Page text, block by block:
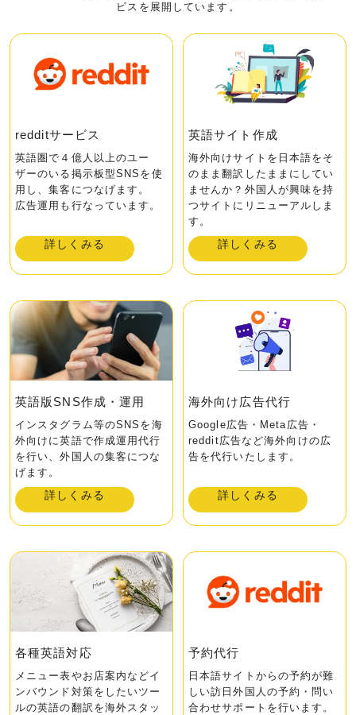
ビスを展開しています。
redditサービス
英語圏で４億⼈以上のユー
ザーのいる掲⽰板型SNSを使
⽤し、集客につなげます。
広告運⽤も⾏なっています。
詳しくみる
英語サイト作成
海外向けサイトを⽇本語をそ
のまま翻訳したままにしてい
ませんか？外国⼈が興味を持
つサイトにリニューアルしま
す。
詳しくみる
英語版SNS作成・運⽤
インスタグラム等のSNSを海
外向けに英語で作成運⽤代⾏
を⾏い、外国⼈の集客につな
げます。
詳しくみる
海外向け広告代⾏
Google広告・Meta広告・
reddit広告など海外向けの広
告を代⾏いたします。
詳しくみる
各種英語対応
メニュー表やお店案内などイ
ンバウンド対策をしたいツー
ルの英語の翻訳を海外スタッ
予約代行
日本語サイトからの予約が難
しい訪日外国人の予約・問い
合わせサポートを行います。